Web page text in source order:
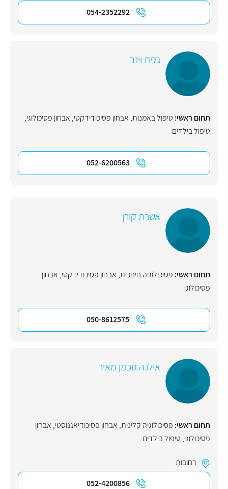
054-2352292
גלית וינר
תחום ראשי: טיפול באמנות, אבחון פסיכודידקטי, אבחון פסיכולוגי,
טיפול בילדים
052-6200563
אשרת קורן
תחום ראשי: פסיכולוגיה חינוכית, אבחון פסיכודידקטי, אבחון
פסיכולוגי
050-8612575
אילנה גוכמן מאיר
תחום ראשי: פסיכולוגיה קלינית, אבחון פסיכודיאגנוסטי, אבחון
פסיכולוגי, טיפול בילדים
רחובות
052-4200856